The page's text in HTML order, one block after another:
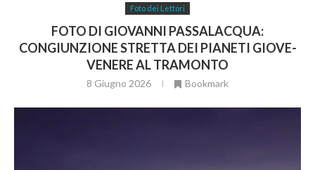
Foto dei Lettori
FOTO DI GIOVANNI PASSALACQUA:
CONGIUNZIONE STRETTA DEI PIANETI GIOVE-
VENERE AL TRAMONTO
8 Giugno 2026 Bookmark